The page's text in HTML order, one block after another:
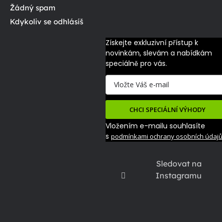
Sledovat na
Instagramu
Žádný spam
Kdykoliv se odhlásíš
Získejte exkluzivní přístup k
novinkám, slevám a nabídkám
speciálně pro vás.
CHCI SPECIÁLNÍ VÝHODY
Vložením e-mailu souhlasíte
s podmínkami ochrany osobních údajů